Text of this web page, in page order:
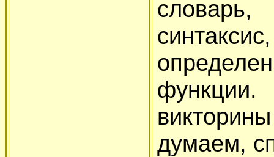
думаем,